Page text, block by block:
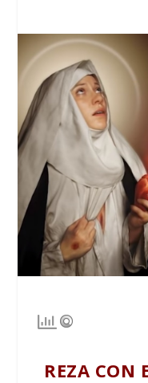
REZA CON